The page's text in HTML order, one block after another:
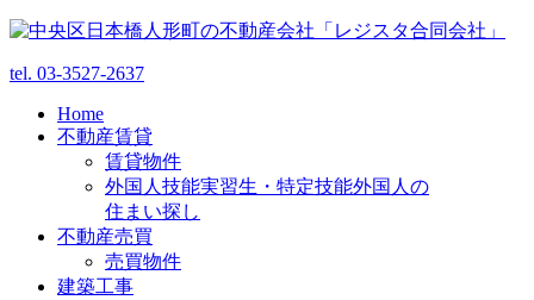
tel. 03-3527-2637
Home
不動産賃貸
賃貸物件
外国人技能実習生・特定技能外国人の
住まい探し
不動産売買
売買物件
建築工事